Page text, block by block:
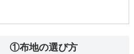
①布地の選び方